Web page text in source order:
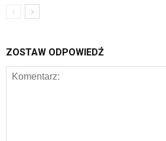
ZOSTAW ODPOWIEDŹ